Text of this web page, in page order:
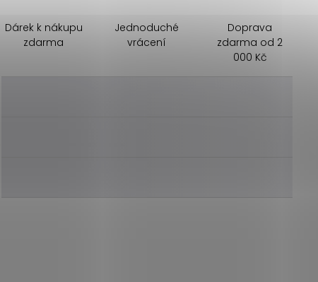
Dárek k nákupu
zdarma
Jednoduché
vrácení
Doprava
zdarma od 2
000 Kč